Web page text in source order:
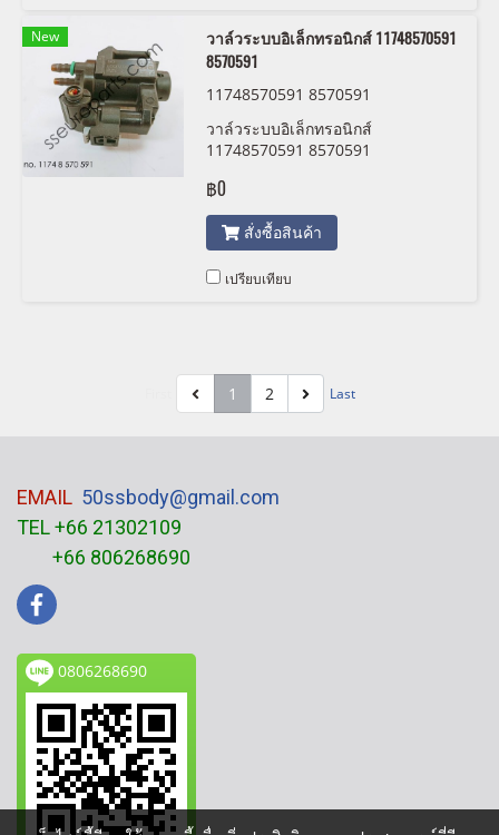
New
วาล์วระบบอิเล็กทรอนิกส์ 11748570591
8570591
11748570591 8570591
วาล์วระบบอิเล็กทรอนิกส์
11748570591 8570591
฿0
สั่งซื้อสินค้า
เปรียบเทียบ
1 2 Last
EMAIL 50ssbody@gmail.com
TEL +66 21302109
+66 806268690
0806268690